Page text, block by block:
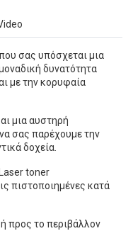
σας υπόσχεται μια
δυνατότητα
με την κορυφαία
μια αυστηρή
σας παρέχουμε την
δοχεία.
toner
πιστοποιημένες κατά
προς το περιβάλλον